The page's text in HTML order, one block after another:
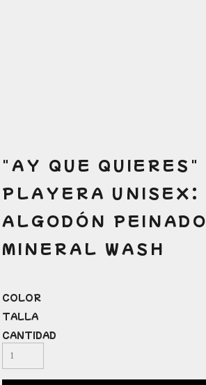
"AY QUE QUIERES"
PLAYERA UNISEX:
ALGODÓN PEINADO
MINERAL WASH
COLOR
TALLA
CANTIDAD